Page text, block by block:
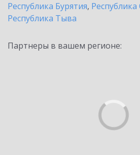
Республика Бурятия, Республика
Республика Тыва
Партнеры в вашем регионе: